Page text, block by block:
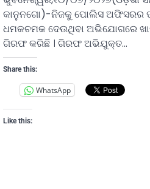
କାନୁନଗୋ)-ନିଜକୁ ପୋଲିସ ଅଫିସରର
ଧମକଚମକ ଦେଉଥିବା ଅଭିଯୋଗରେ
ଗିରଫ କରିଛି । ଗିରଫ ଅଭିଯୁକ୍ତ…
Share this:
WhatsApp
Like this: